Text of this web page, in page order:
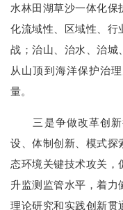
水林田湖草沙一体化保
化流域性、区域性、行
战；治山、治水、治城
从山顶到海洋保护治
量。
三是争做改革创新
设、体制创新、模式探
态环境关键技术攻关，
升监测监管水平，着力
理论研究和实践创新贯